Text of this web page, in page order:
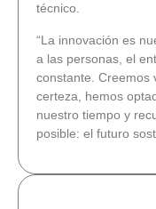
técnico.
“La innovación es
a las personas, el
constante. Creemos
certeza, hemos
nuestro tiempo y
posible: el futuro